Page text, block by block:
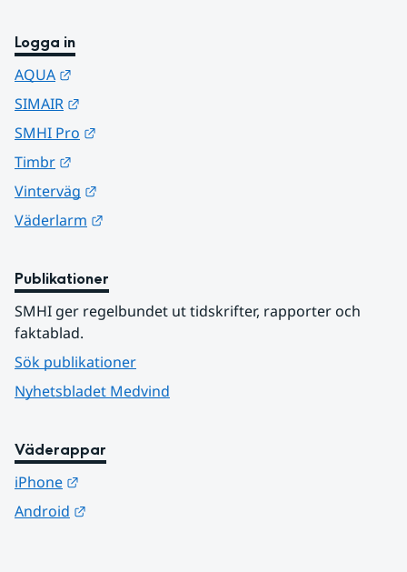
Logga in
AQUA
SIMAIR
SMHI Pro
Timbr
Vinterväg
Väderlarm
Publikationer
SMHI ger regelbundet ut tidskrifter, rapporter och
faktablad.
Sök publikationer
Nyhetsbladet Medvind
Väderappar
iPhone
Android